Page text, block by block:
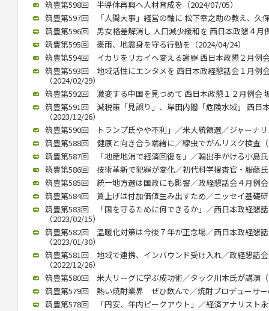
筑豊第598回 半導体再興へ人材育成を（2024/07/05）
筑豊第597回 「人間大事」経営の軸に 松下幸之助の教え、久
筑豊第596回 男女格差解消し 人口減少緩和を 西日本政懇４月
筑豊第595回 豪雨、地震身を守る行動を（2024/04/24）
筑豊第594回 イカリをリカイへ変える謝罪 西日本政懇２月例
筑豊第593回 地域活性にエンタメを 西日本政経懇話会１月例
（2024/02/29）
筑豊第592回 激変する中国を見つめて 西日本政懇１２月例会
筑豊第591回 減税策「見誤り」、岸田内閣「危険水域」 西日
（2023/12/26）
筑豊第590回 トランプ氏やや不利」／米大統領選／ジャーナ
筑豊第588回 健康と向き合う端緒に／線虫でがんリスク検査
筑豊第587回 「地産地消で経済回復を」／輸出手がける小島
筑豊第586回 技術革新で犯罪が変化／初代科学捜査官・服藤
筑豊第585回 統一地方選は国政にも影響／政経懇話会４月例
筑豊第584回 賃上げは付加価値生み出すため／ニッセイ基礎
筑豊第583回 「国を守るために何できるか」／西日本政経懇
（2023/02/15）
筑豊第582回 温暖化対策は今後７年が正念場／西日本政経懇
（2023/01/30）
筑豊第581回 地域で連携、インバウンド受け入れ／政経懇話
（2022/12/26）
筑豊第580回 米大リーグに学ぶ成功術／タック川本氏が講演
筑豊第579回 熱い焼酎業界 ぜひ飲んで／焼酎プロデューサ
筑豊第578回 「円安、年内ピークアウト」／経済アナリスト